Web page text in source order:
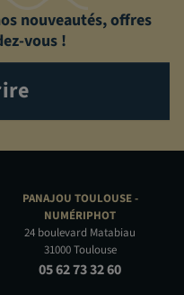
nouveautés, offres
vous !
PANAJOU TOULOUSE -
NUMÉRIPHOT
24 boulevard Matabiau
31000 Toulouse
05 62 73 32 60